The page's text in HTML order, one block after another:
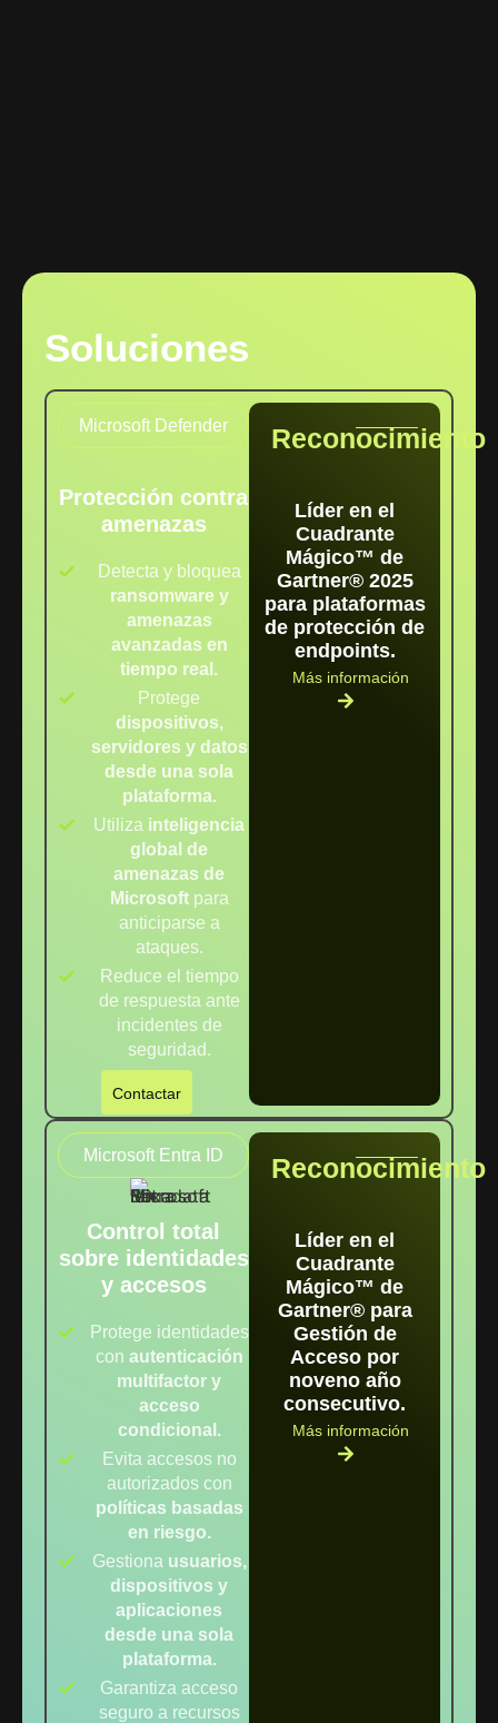
Soluciones
Microsoft Defender
Protección contra
amenazas
Detecta y bloquea
ransomware y
amenazas
avanzadas en
tiempo real.
Protege
dispositivos,
servidores y datos
desde una sola
plataforma.
Utiliza inteligencia
global de
amenazas de
Microsoftpara
anticiparse a
ataques.
Reduce el tiempo
de respuesta ante
incidentes de
seguridad.
Contactar
Reconocimiento
Líder en el
Cuadrante
Mágico™ de
Gartner® 2025
para plataformas
de protección de
endpoints.
Más información
Microsoft Entra ID
Control total
sobre identidades
y accesos
Protege identidades
con autenticación
multifactor y
acceso
condicional.
Evita accesos no
autorizados con
políticas basadas
en riesgo.
Gestiona usuarios,
dispositivos y
aplicaciones
desde una sola
plataforma.
Garantiza acceso
seguro a recursos
Reconocimiento
Líder en el
Cuadrante
Mágico™ de
Gartner® para
Gestión de
Acceso por
noveno año
consecutivo.
Más información